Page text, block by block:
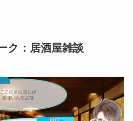
ク：居酒屋雑談